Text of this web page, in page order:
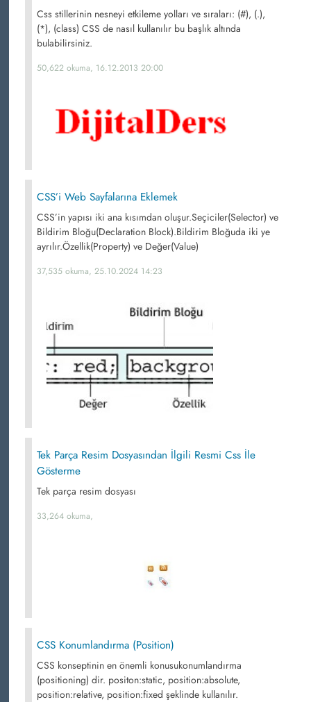
Css stillerinin nesneyi etkileme yolları ve sıraları: (#), (.),
(*), (class) CSS de nasıl kullanılır bu başlık altında
bulabilirsiniz.
50,622 okuma, 16.12.2013 20:00
CSS’i Web Sayfalarına Eklemek
CSS’in yapısı iki ana kısımdan oluşur.Seçiciler(Selector) ve
Bildirim Bloğu(Declaration Block).Bildirim Bloğuda iki ye
ayrılır.Özellik(Property) ve Değer(Value)
37,535 okuma, 25.10.2024 14:23
Tek Parça Resim Dosyasından İlgili Resmi Css İle
Gösterme
Tek parça resim dosyası
33,264 okuma,
CSS Konumlandırma (Position)
CSS konseptinin en önemli konusukonumlandırma
(positioning) dir. positon:static, position:absolute,
position:relative, position:fixed şeklinde kullanılır.